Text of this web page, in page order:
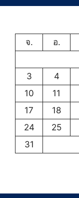
จ.
อ.
3
4
10
11
17
18
24
25
31